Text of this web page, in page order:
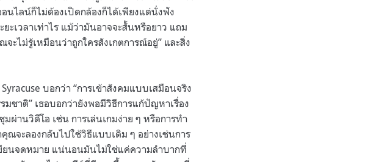
นไลน์ก็ไม่ต้องเปิดกล้องก็ได้เพียงแต่นั่งฟัง
ะเวลาเท่าไร แม้ว่ามันอาจจะสั้นหรือยาว แถม
ไม่รู้เหมือนว่าถูกใครสังเกตการณ์อยู่” และสิ่ง
บอกว่า “การเข้าสังคมแบบเสมือนจริง
ชาติ” เธอบอกว่ายังพอมีวิธีการแก้ปัญหาเรื่อง
านวิดีโอ เช่น การเล่นเกมง่าย ๆ หรือการทำ
ณจะลองกลับไปใช้วิธีแบบเดิม ๆ อย่างเช่นการ
ยนจดหมาย แน่นอนมันไม่ใช่แค่ความลำบากที่